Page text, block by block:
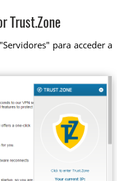
Trust.Zone
para acceder a